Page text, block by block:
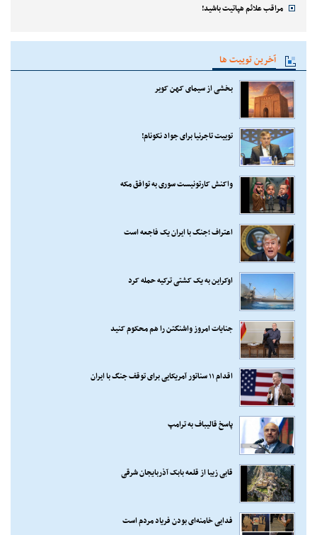
مراقب علائم هپاتیت باشید!
آخرین توییت ها
بخشی از سیمای کهن کویر
توییت تاجرنیا برای جواد نکونام!
واکنش کارتونیست سوری به توافق مکه
اعتراف ؛جنگ با ایران یک فاجعه است
اوکراین به یک کشتی ترکیه حمله کرد
جنایات امروز واشنگتن را هم محکوم کنید
اقدام ۱۱ سناتور آمریکایی برای توقف جنگ با ایران
پاسخ قالیباف به ترامپ
قابی زیبا از قلعه بابک آذربایجان شرقی
فدایی خامنه‌ای بودن فریاد مردم است